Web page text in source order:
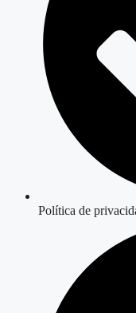
Política de